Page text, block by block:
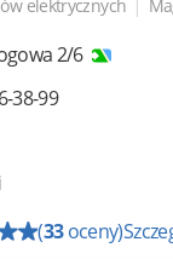
elektrycznych
2/6
38-99
(33oceny)